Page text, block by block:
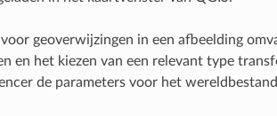
geoverwijzingen in een afbeelding
en het kiezen van een relevant type
de parameters voor het